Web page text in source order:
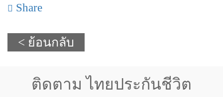
Share
< ย้อนกลับ
ติดตาม ไทยประกันชีวิต